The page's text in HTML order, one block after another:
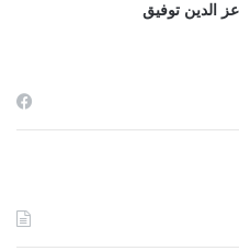
الدين توفيق